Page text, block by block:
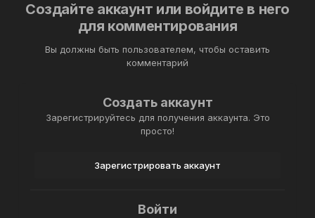
Создайте аккаунт или войдите в него
для комментирования
Вы должны быть пользователем, чтобы оставить
комментарий
Создать аккаунт
Зарегистрируйтесь для получения аккаунта. Это
просто!
Зарегистрировать аккаунт
Войти